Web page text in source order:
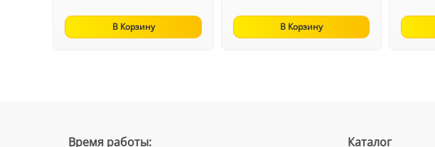
В Корзину В Корзину
Время работы: Каталог